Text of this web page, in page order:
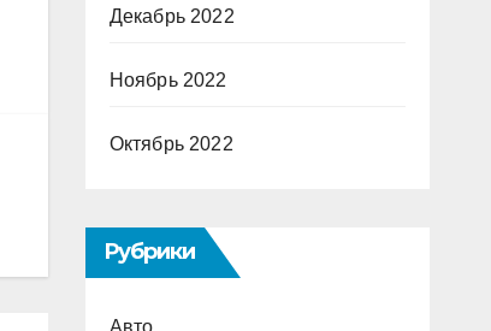
Декабрь 2022
Ноябрь 2022
Октябрь 2022
Рубрики
Авто